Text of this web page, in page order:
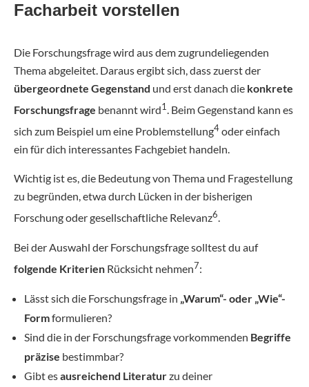
Facharbeit vorstellen
Die Forschungsfrage wird aus dem zugrundeliegenden
Thema abgeleitet. Daraus ergibt sich, dass zuerst der
übergeordnete Gegenstand und erst danach die konkrete
Forschungsfrage benannt wird1. Beim Gegenstand kann es
sich zum Beispiel um eine Problemstellung4oder einfach
ein für dich interessantes Fachgebiet handeln.
Wichtig ist es, die Bedeutung von Thema und Fragestellung
zu begründen, etwa durch Lücken in der bisherigen
Forschung oder gesellschaftliche Relevanz6.
Bei der Auswahl der Forschungsfrage solltest du auf
folgende Kriterien Rücksicht nehmen7:
Lässt sich die Forschungsfrage in „Warum“- oder „Wie“-
Formformulieren?
Sind die in der Forschungsfrage vorkommenden Begriffe
präzise bestimmbar?
Gibt esausreichend Literaturzu deiner